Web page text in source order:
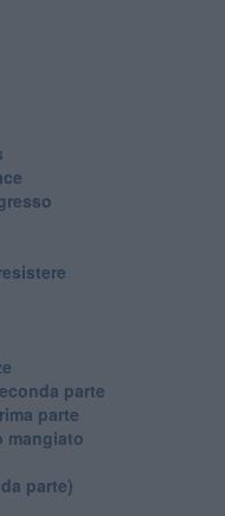
parte
parte
mangiato
parte)